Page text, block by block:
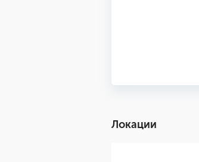
Локации